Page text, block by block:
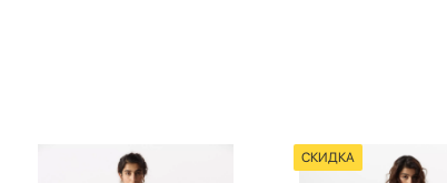
СКИДКА